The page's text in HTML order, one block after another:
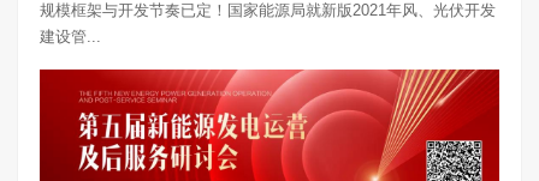
规模框架与开发节奏已定！国家能源局就新版2021年风、光伏开发
建设管...